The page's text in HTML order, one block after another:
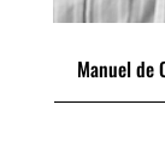
Manuel de